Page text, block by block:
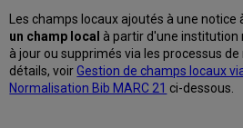
Les champs locaux ajoutés à une
un champ local à partir d'une
à jour ou supprimés via les processus
détails, voirGestion de champs locaux
Normalisation Bib MARC 21 ci-dessous.